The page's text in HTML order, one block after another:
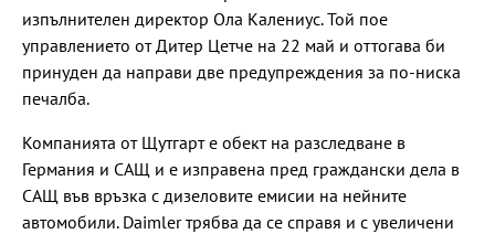
изпълнителен директор Ола Калениус. Той пое
управлението от Дитер Цетче на 22 май и оттогава би
принуден да направи две предупреждения за по-ниска
печалба.
Компанията от Щутгарт е обект на разследване в
Германия и САЩ и е изправена пред граждански дела в
САЩ във връзка с дизеловите емисии на нейните
автомобили. Daimler трябва да се справя и с увеличени